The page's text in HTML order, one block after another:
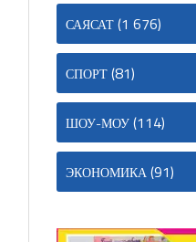
САЯСАТ(1 676)
СПОРТ(81)
ШОУ-МОУ(114)
ЭКОНОМИКА(91)